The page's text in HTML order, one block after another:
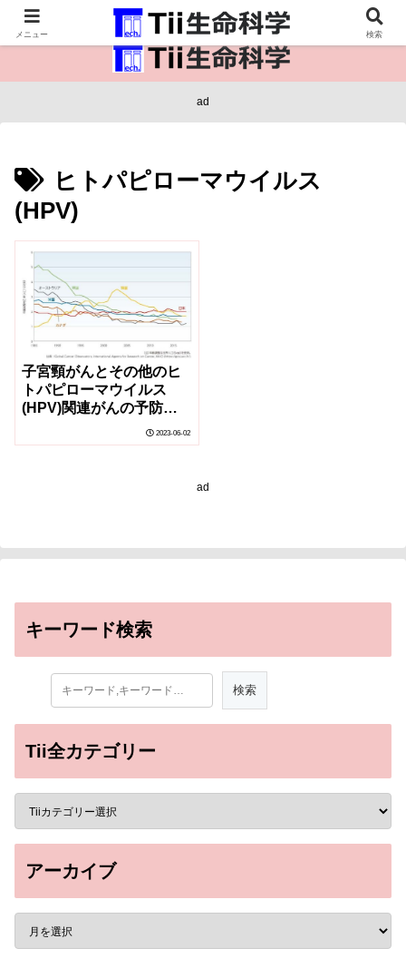
医療保健・生命・生物の情報インフラ。
ad
ヒトパピローマウイルス
(HPV)
子宮頸がんとその他のヒ
トパピローマウイルス
(HPV)関連がんの予防フ
ァクトシート 2023公開2023-06-02
ad
キーワード検索
Tii全カテゴリー
アーカイブ
メニュー 検索